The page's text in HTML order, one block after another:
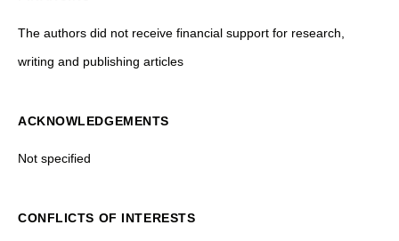
The authors did not receive financial support for research,
writing and publishing articles
ACKNOWLEDGEMENTS
Not specified
CONFLICTS OF INTERESTS